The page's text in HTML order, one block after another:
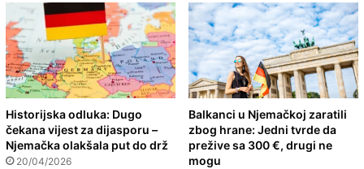
Historijska odluka: Dugo
čekana vijest za dijasporu –
Njemačka olakšala put do drž
20/04/2026
Balkanci u Njemačkoj zaratili
zbog hrane: Jedni tvrde da
prežive sa 300 €, drugi ne
mogu